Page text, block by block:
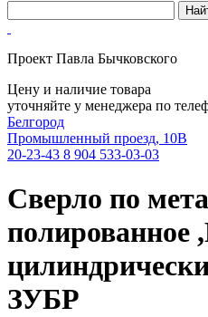
Проект Павла Бычковского
Цену и наличие товара
уточняйте у менеджера по
Белгород
Промышленный проезд, 10В
20-23-43 8 904 533-03-03
Сверло по
полированное
ЗУБР